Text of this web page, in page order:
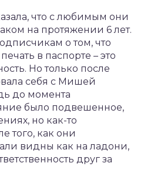
что с любимым они
на протяжении 6 лет.
о том, что
в паспорте – это
Но только после
себя с Мишей
до момента
было подвешенное,
но как-то
того, как они
видны как на ладони,
друг за